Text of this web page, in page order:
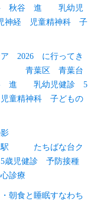
秋谷 進 乳幼児
神経 児童精神科 子
ア 2026 に行ってき
青葉台
進 乳幼児健診 5
童精神科 子どもの
ばな台ク
児健診 予防接種
診療
朝食と睡眠すなわち